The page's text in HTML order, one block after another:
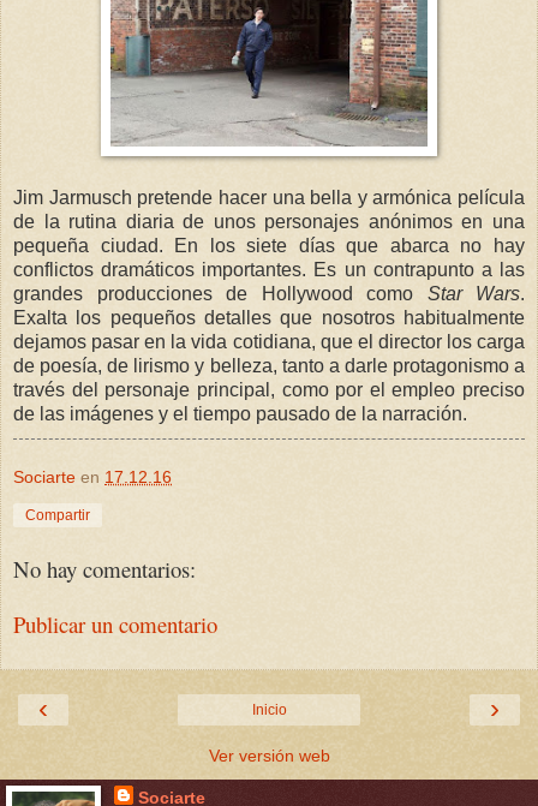
Jim Jarmusch pretende hacer una bella y armónica película
de la rutina diaria de unos personajes anónimos en una
pequeña ciudad. En los siete días que abarca no hay
conflictos dramáticos importantes. Es un contrapunto a las
grandes producciones de Hollywood como Star Wars.
Exalta los pequeños detalles que nosotros habitualmente
dejamos pasar en la vida cotidiana, que el director los carga
de poesía, de lirismo y belleza, tanto a darle protagonismo a
través del personaje principal, como por el empleo preciso
de las imágenes y el tiempo pausado de la narración.
Sociarte en 17.12.16
Compartir
No hay comentarios:
Publicar un comentario
‹ ›
Inicio
Ver versión web
Sociarte